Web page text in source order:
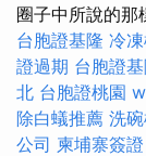
圈子中所說的
台胞證基隆 冷
證過期 台胞證
北 台胞證桃園
除白蟻推薦 洗
公司 柬埔寨簽證